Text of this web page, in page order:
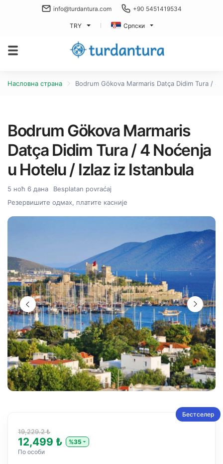
info@turdantura.com +90 5451419534
TRY Српски
Насловна страна Bodrum Gökova Marmaris Datça Didim Tura /
Bodrum Gökova Marmaris
Datça Didim Tura / 4 Noćenja
u Hotelu / Izlaz iz Istanbula
5 ноћ 6 дана
Besplatan povraćaj
Резервишите одмах, платите касније
Бестселер
19,229.2 ₺
12,499 ₺
%35
По особи